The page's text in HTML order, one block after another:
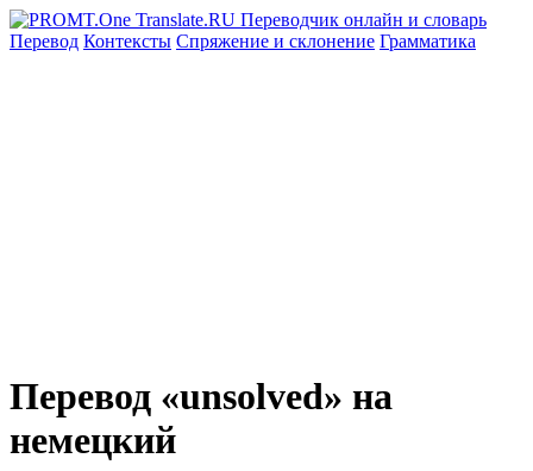
Перевод Контексты Спряжение и склонение Грамматика
Перевод «unsolved» на
немецкий